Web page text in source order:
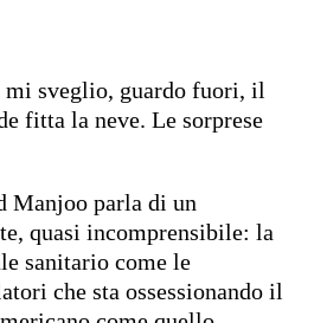
sveglio, guardo fuori, il
fitta la neve. Le sorprese
Manjoo parla di un
quasi incomprensibile: la
sanitario come le
che sta ossessionando il